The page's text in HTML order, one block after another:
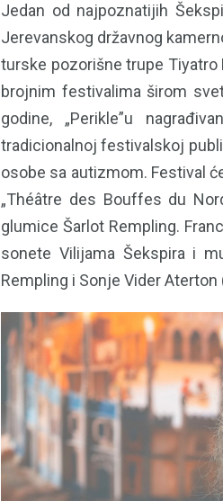
Jedan od najpoznatijih
Jerevanskog državnog
turske pozorišne trupe Tiyatro
brojnim festivalima širom
godine, „Perikle”u
tradicionalnoj festivalskoj
osobe sa autizmom. Festival
„Théâtre des Bouffes du
glumice Šarlot Rempling.
sonete Vilijama Šekspira i
Rempling i Sonje Vider Aterton